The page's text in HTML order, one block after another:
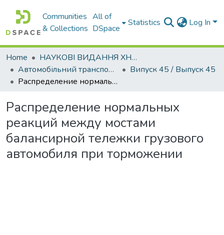
Communities
& Collections
All of
DSpace
Statistics Log In
Home
НАУКОВІ ВИДАННЯ ХНАДУ
Автомобільний транспорт / Автомобильный транспорт
Випуск 45 / Выпуск 45
Распределение нормальных реакций между мостами балансирной тележки грузового автомобиля при торможении
Распределение нормальных
реакций между мостами
балансирной тележки грузового
автомобиля при торможении